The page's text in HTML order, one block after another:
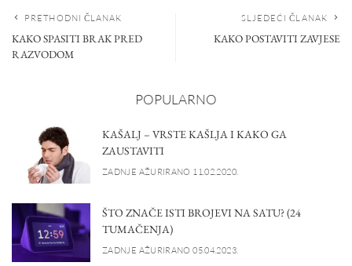
PRETHODNI ČLANAK
KAKO SPASITI BRAK PRED
RAZVODOM
SLJEDEĆI ČLANAK
KAKO POSTAVITI ZAVJESE
POPULARNO
KAŠALJ – VRSTE KAŠLJA I KAKO GA
ZAUSTAVITI
ZADNJE AŽURIRANO 11.02.2020.
ŠTO ZNAČE ISTI BROJEVI NA SATU? (24
TUMAČENJA)
ZADNJE AŽURIRANO 05.04.2023.